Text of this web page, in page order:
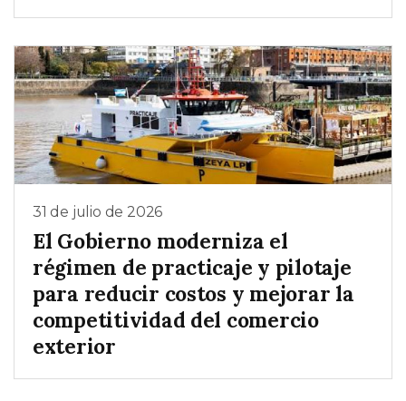
31 de julio de 2026
El Gobierno moderniza el
régimen de practicaje y pilotaje
para reducir costos y mejorar la
competitividad del comercio
exterior